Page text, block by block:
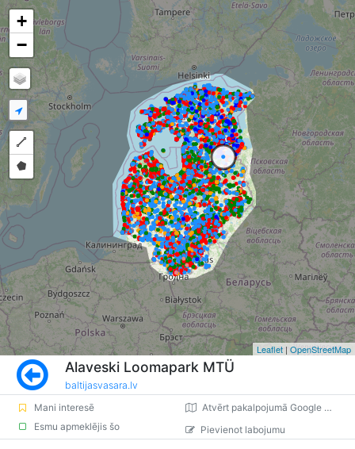
+
−
Draw a polyline
Draw a polygon
Leaflet | OpenStreetMap
Alaveski Loomapark MTÜ
baltijasvasara.lv
Mani interesē
Esmu apmeklējis šo
Atvērt pakalpojumā Google Maps
Pievienot labojumu